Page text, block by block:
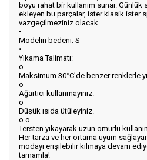
boyu rahat bir kullanım sunar.
ekleyen bu parçalar, ister klasik ister
vazgeçilmeziniz olacak.
•
Modelin bedeni: S
•
Yıkama Talimatı:
o
Maksimum 30°C’de benzer renklerle
o
Ağartıcı kullanmayınız.
o
Düşük ısıda ütüleyiniz.
o o
Tersten yıkayarak uzun ömürlü
Her tarza ve her ortama uyum
modayı erişilebilir kılmaya devam
tamamla!